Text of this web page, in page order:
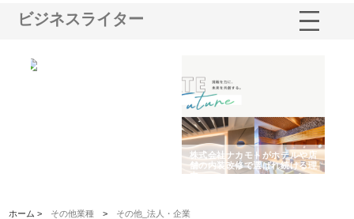
ビジネスライター
株式会社ナカモトがホテルや店
舗の内装改修で選ばれ続ける理
由
ホーム > その他業種 > その他_法人・企業